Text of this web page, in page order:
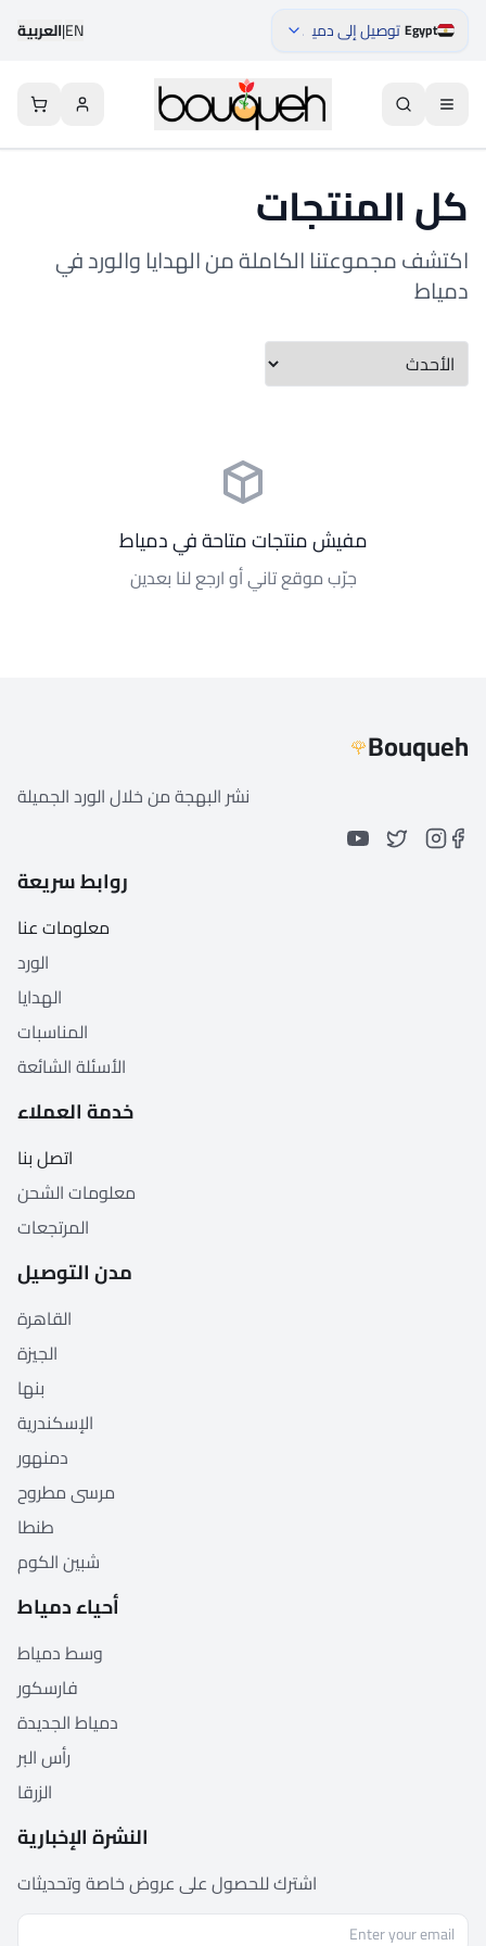
Egyptتوصيل إلى دمياط EN
|العربية
كل المنتجات
اكتشف مجموعتنا الكاملة من الهدايا والورد في
دمياط
مفيش منتجات متاحة في دمياط
جرّب موقع تاني أو ارجع لنا بعدين
Bouqueh
🌹
نشر البهجة من خلال الورد الجميلة
روابط سريعة
معلومات عنا
الورد
الهدايا
المناسبات
الأسئلة الشائعة
خدمة العملاء
اتصل بنا
معلومات الشحن
المرتجعات
مدن التوصيل
القاهرة
الجيزة
بنها
الإسكندرية
دمنهور
مرسى مطروح
طنطا
شبين الكوم
أحياء دمياط
وسط دمياط
فارسكور
دمياط الجديدة
رأس البر
الزرقا
النشرة الإخبارية
اشترك للحصول على عروض خاصة وتحديثات